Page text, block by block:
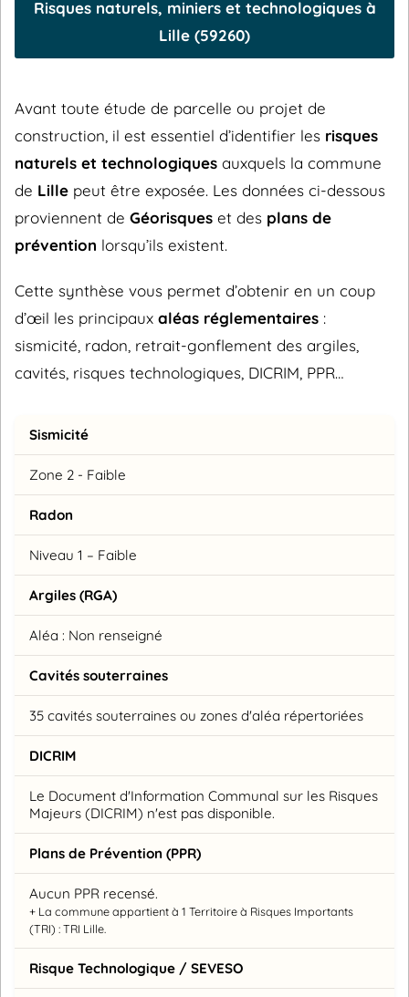
Risques naturels, miniers et technologiques à
Lille (59260)
Avant toute étude de parcelle ou projet de
construction, il est essentiel d’identifier les risques
naturels et technologiques auxquels la commune
de Lille peut être exposée. Les données ci-dessous
proviennent de Géorisques et des plans de
prévention lorsqu’ils existent.
Cette synthèse vous permet d’obtenir en un coup
d’œil les principaux aléas réglementaires :
sismicité, radon, retrait-gonflement des argiles,
cavités, risques technologiques, DICRIM, PPR…
Sismicité
Zone 2 - Faible
Radon
Niveau 1 – Faible
Argiles (RGA)
Aléa : Non renseigné
Cavités souterraines
35 cavités souterraines ou zones d'aléa répertoriées
DICRIM
Le Document d'Information Communal sur les Risques
Majeurs (DICRIM) n'est pas disponible.
Plans de Prévention (PPR)
Aucun PPR recensé.
+ La commune appartient à 1 Territoire à Risques Importants
(TRI) : TRI Lille.
Risque Technologique / SEVESO